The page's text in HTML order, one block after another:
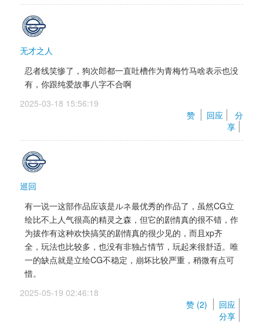
无才之人
忍者线笑惨了，狗次郎都一直吐槽作为青梅竹马啥表示也没
有，你跟纯爱故事八字不合啊
2025-03-18 15:56:19
赞
回应
分
享
巡回
有一说一这部作品应该是ルネ最优秀的作品了，虽然CG立
绘比不上人气很高的精灵之森，但它的剧情真的很不错，作
为拔作有这种欢快搞笑的剧情真的很少见的，而且xp齐
全，玩法也比较多，也没有非独占情节，玩起来很舒适。唯
一的缺点就是立绘CG不稳定，崩坏比较严重，稍微有点可
惜。
2025-05-19 02:46:18
赞 (2)
回应
分享